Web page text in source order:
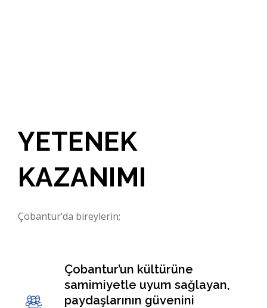
YETENEK
KAZANIMI
Çobantur’da bireylerin;
Çobantur’un kültürüne
samimiyetle uyum sağlayan,
paydaşlarının güvenini